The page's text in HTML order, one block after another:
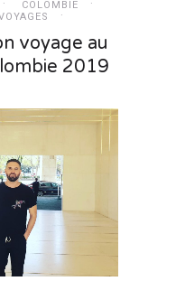
COLOMBIE
voyage au
2019